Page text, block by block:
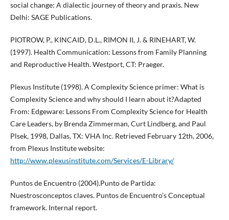
social change: A dialectic journey of theory and praxis. New
Delhi: SAGE Publications.
PIOTROW, P., KINCAID, D.L., RIMON II, J. & RINEHART, W.
(1997). Health Communication: Lessons from Family Planning
and Reproductive Health. Westport, CT: Praeger.
Plexus Institute (1998). A Complexity Science primer: What is
Complexity Science and why should I learn about it?Adapted
From: Edgeware: Lessons From Complexity Science for Health
Care Leaders, by Brenda Zimmerman, Curt Lindberg, and Paul
Plsek, 1998, Dallas, TX: VHA Inc. Retrieved February 12th, 2006,
from Plexus Institute website:
http://www.plexusinstitute.com/Services/E-Library/
Puntos de Encuentro (2004).Punto de Partida:
Nuestrosconceptos claves. Puntos de Encuentro’s Conceptual
framework. Internal report.